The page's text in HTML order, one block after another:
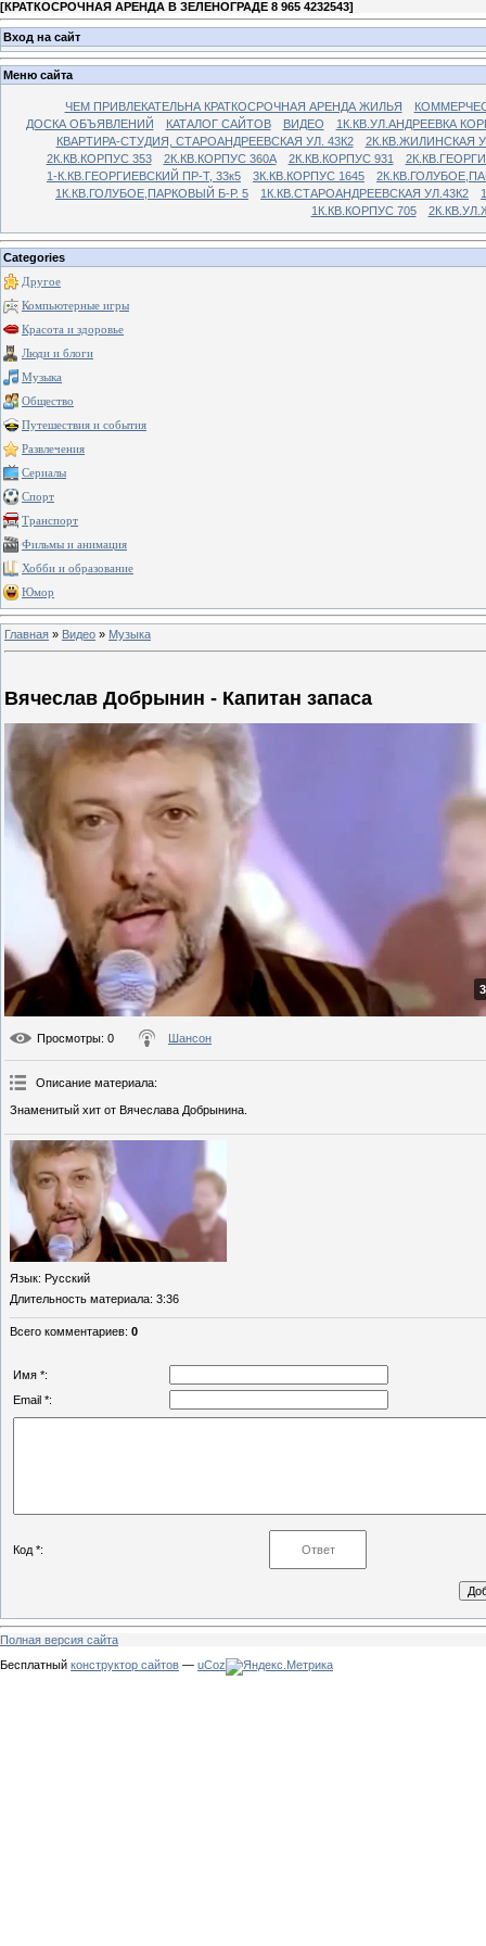
[КРАТКОСРОЧНАЯ АРЕНДА В ЗЕЛЕНОГРАДЕ 8 965 4232543]
Вход на сайт
Меню сайта
ЧЕМ ПРИВЛЕКАТЕЛЬНА КРАТКОСРОЧНАЯ АРЕНДА ЖИЛЬЯ
ДОСКА ОБЪЯВЛЕНИЙ
КАТАЛОГ САЙТОВ ВИДЕО
1К.КВ.УЛ.АНДРЕЕВКА
КВАРТИРА-СТУДИЯ, СТАРОАНДРЕЕВСКАЯ УЛ. 43К2
2К.КВ.ЖИЛИНСКАЯ
2К.КВ.КОРПУС 353
2К.КВ.КОРПУС 360А 2К.КВ.КОРПУС 931
1-К.КВ.ГЕОРГИЕВСКИЙ ПР-Т, 33к5
3К.КВ.КОРПУС 1645
1К.КВ.ГОЛУБОЕ,ПАРКОВЫЙ Б-Р. 5
1К.КВ.СТАРОАНДРЕЕВСКАЯ УЛ.43К2
1К.КВ.КОРПУС 705
Categories
Другое
Компьютерные игры
Красота и здоровье
Люди и блоги
Музыка
Общество
Путешествия и события
Развлечения
Сериалы
Спорт
Транспорт
Фильмы и анимация
Хобби и образование
Юмор
Главная » Видео » Музыка
Вячеслав Добрынин - Капитан запаса
Просмотры: 0 Шансон
Описание материала:
Знаменитый хит от Вячеслава Добрынина.
Язык: Русский
Длительность материала: 3:36
Всего комментариев: 0
Имя *:
Email *:
Код *:
Полная версия сайта
Бесплатный конструктор сайтов — uCoz